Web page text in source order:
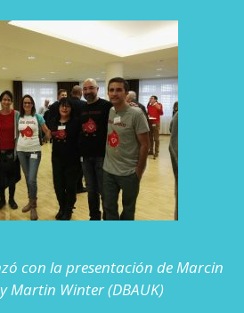
con la presentación de Marcin
Martin Winter (DBAUK)